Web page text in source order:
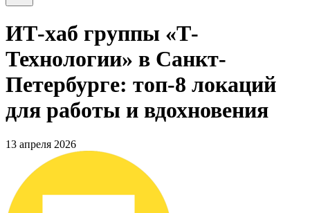
ИТ-хаб группы «Т-
Технологии» в Санкт-
Петербурге: топ-8 локаций
для работы и вдохновения
13 апреля 2026